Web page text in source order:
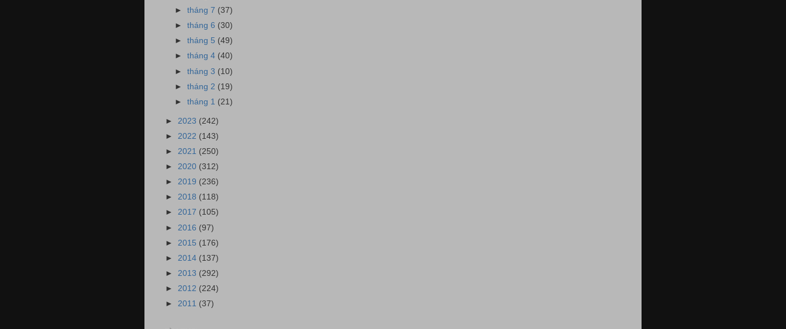
►tháng 7 (37)
►tháng 6 (30)
►tháng 5 (49)
►tháng 4 (40)
►tháng 3 (10)
►tháng 2 (19)
►tháng 1 (21)
► 2023 (242)
► 2022 (143)
► 2021 (250)
► 2020 (312)
► 2019 (236)
► 2018 (118)
► 2017 (105)
► 2016 (97)
► 2015 (176)
► 2014 (137)
► 2013 (292)
► 2012 (224)
► 2011 (37)